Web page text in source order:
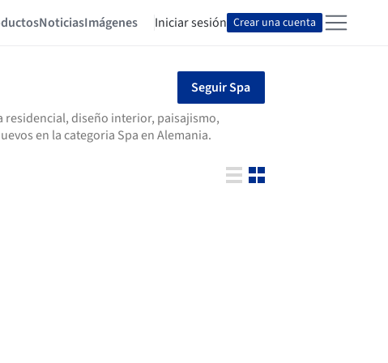
NoticiasImágenes Iniciar sesión Crear una cuenta
Seguir Spa
residencial, diseño interior, paisajismo,
en la categoria Spa en Alemania.